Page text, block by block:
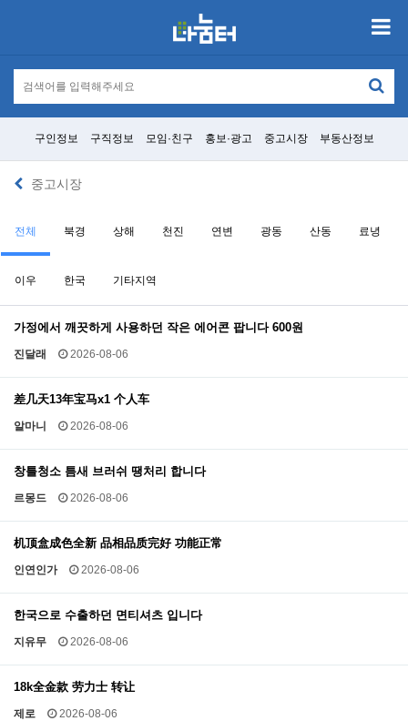
구인정보 구직정보 모임·친구 홍보·광고 중고시장 부동산정보
중고시장
전체 북경 상해 천진 연변 광동 산동 료녕
이우 한국 기타지역
가정에서 깨끗하게 사용하던 작은 에어콘 팝니다 600원
진달래 2026-08-06
差几天13年宝马x1 个人车
알마니 2026-08-06
창틀청소 틈새 브러쉬 땡처리 합니다
르몽드 2026-08-06
机顶盒成色全新 品相品质完好 功能正常
인연인가 2026-08-06
한국으로 수출하던 면티셔츠 입니다
지유무 2026-08-06
18k全金款 劳力士 转让
제로 2026-08-06